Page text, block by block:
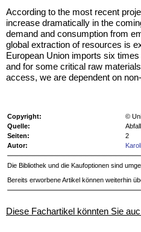
According to the most recent
increase dramatically in the
demand and consumption from
global extraction of resources is
European Union imports six
and for some critical raw
access, we are dependent on
Copyright:
©
Quelle:
Seiten:
2
Autor:
Die Bibliothek und die Kaufoptionen sind
Bereits erworbene Artikel können weiterhin
Diese Fachartikel könnten Sie